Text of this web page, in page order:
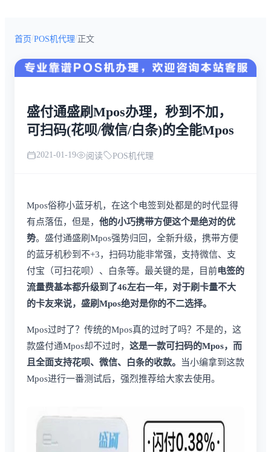
首页/POS机代理/正文
盛付通盛刷Mpos办理，秒到不加，
可扫码(花呗/微信/白条)的全能Mpos
2021-01-19 阅读 POS机代理
Mpos俗称小蓝牙机，在这个电签到处都是的时代显得
有点落伍，但是， 他的小巧携带方便这个是绝对的优
势。盛付通盛刷Mpos强势归回，全新升级，携带方便
的蓝牙机秒到不+3，扫码功能非常强，支持微信、支
付宝（可扫花呗）、白条等。最关键的是，目前电签的
流量费基本都升级到了46左右一年，对于刷卡量不大
的卡友来说，盛刷Mpos绝对是你的不二选择。
Mpos过时了？传统的Mpos真的过时了吗？不是的，这
款盛付通Mpos却不过时， 这是一款可扫码的Mpos，而
且全面支持花呗、微信、白条的收款。
当小编拿到这款
Mpos进行一番测试后，强烈推荐给大家去使用。